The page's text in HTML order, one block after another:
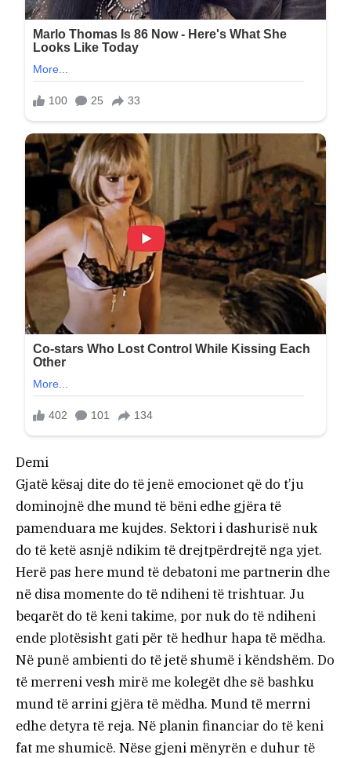
Demi
Gjatë kësaj dite do të jenë emocionet që do t’ju
dominojnë dhe mund të bëni edhe gjëra të
pamenduara me kujdes. Sektori i dashurisë nuk
do të ketë asnjë ndikim të drejtpërdrejtë nga yjet.
Herë pas here mund të debatoni me partnerin dhe
në disa momente do të ndiheni të trishtuar. Ju
beqarët do të keni takime, por nuk do të ndiheni
ende plotësisht gati për të hedhur hapa të mëdha.
Në punë ambienti do të jetë shumë i këndshëm. Do
të merreni vesh mirë me kolegët dhe së bashku
mund të arrini gjëra të mëdha. Mund të merrni
edhe detyra të reja. Në planin financiar do të keni
fat me shumicë. Nëse gjeni mënyrën e duhur të